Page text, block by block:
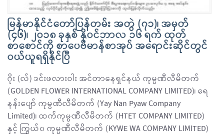
မြန်မာနိုင်ငံတော်ပြန်တမ်း အတွဲ (၇၁)၊ အမှတ်
(၄၆)၊ ၂၀၁၈ ခုနှစ် နိုဝင်ဘာလ ၁၆ ရက် ထုတ်
စာစောင်ကို စာပေဗိမာန်စာအုပ် အရောင်းဆိုင်တွင်
ဝယ်ယူရရှိနိုင်ပြီ
ဂိုး (လ်) ဒင်းဖလားဝါး အင်တာနေရှင်နယ် ကုမ္ပဏီလီမိတက်
(GOLDEN FLOWER INTERNATIONAL COMPANY LIMITED)၊ ရေ
နန်းပျော် ကုမ္ပဏီလီမိတက် (Yay Nan Pyaw Company
Limited)၊ ထက်ကုမ္ပဏီလီမိတက် (HTET COMPANY LIMITED)
နှင့် ကြွယ်၀ ကုမ္ပဏီလီမိတက် (KYWE WA COMPANY LIMITED)